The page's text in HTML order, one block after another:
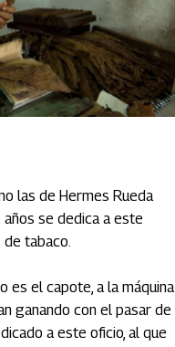
las de Hermes Rueda
se dedica a este
tabaco.
es el capote, a la máquina
ganando con el pasar de
a este oficio, al que